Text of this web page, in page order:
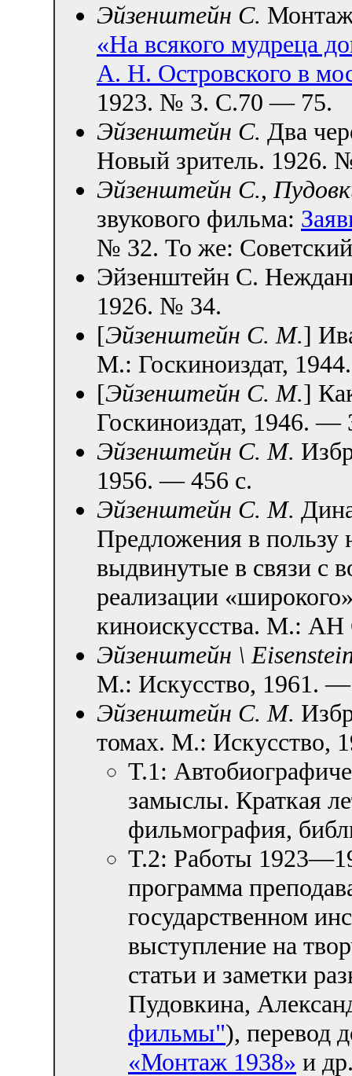
Эйзенштейн С.
«На всякого мудреца
А. Н. Островского в
1923. № 3. С.70 — 75.
Эйзенштейн С. Два
Новый зритель. 1926.
Эйзенштейн С.,
звукового фильма:
№ 32. То же:
Эйзенштейн С.
1926. № 34.
[Эйзенштейн С. М.]
М.: Госкиноиздат,
[Эйзенштейн С. М.]
Госкиноиздат, 1946. —
Эйзенштейн С. М.
1956. — 456 с.
Эйзенштейн С. М.
Предложения в пользу
выдвинутые в связи с
реализации
киноискусства. М.:
Эйзенштейн \
М.: Искусство, 1961. —
Эйзенштейн С. М.
томах. М.: Искусство,
Т.1:
замыслы. Краткая
фильмография,
Т.2: Работы
программа
государственном
выступление на
статьи и заметки
Пудовкина,
фильмы"), перевод
«Монтаж 1938» и